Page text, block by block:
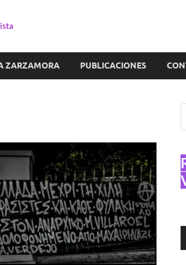
ZARZAMORA PUBLICACIONES